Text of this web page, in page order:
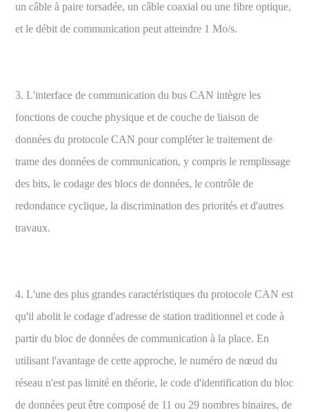
un câble à paire torsadée, un câble coaxial ou une fibre optique,
et le débit de communication peut atteindre 1 Mo/s.
3. L'interface de communication du bus CAN intègre les
fonctions de couche physique et de couche de liaison de
données du protocole CAN pour compléter le traitement de
trame des données de communication, y compris le remplissage
des bits, le codage des blocs de données, le contrôle de
redondance cyclique, la discrimination des priorités et d'autres
travaux.
4. L'une des plus grandes caractéristiques du protocole CAN est
qu'il abolit le codage d'adresse de station traditionnel et code à
partir du bloc de données de communication à la place. En
utilisant l'avantage de cette approche, le numéro de nœud du
réseau n'est pas limité en théorie, le code d'identification du bloc
de données peut être composé de 11 ou 29 nombres binaires, de